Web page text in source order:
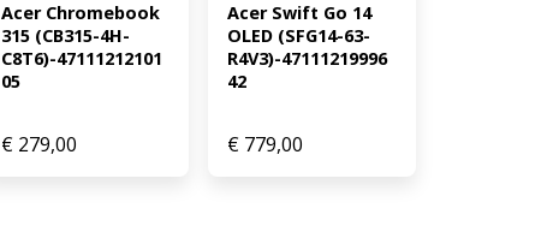
Acer Chromebook
315 (CB315-4H-
C8T6)-47111212101
05
€279,00
Acer Swift Go 14
OLED (SFG14-63-
R4V3)-47111219996
42
€ 779,00